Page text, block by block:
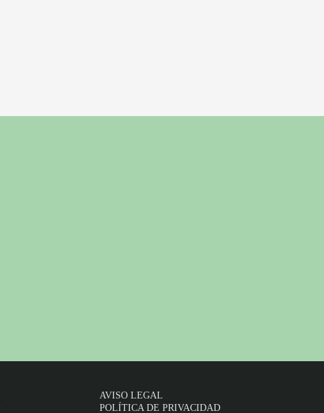
AVISO LEGAL
POLÍTICA DE PRIVACIDAD